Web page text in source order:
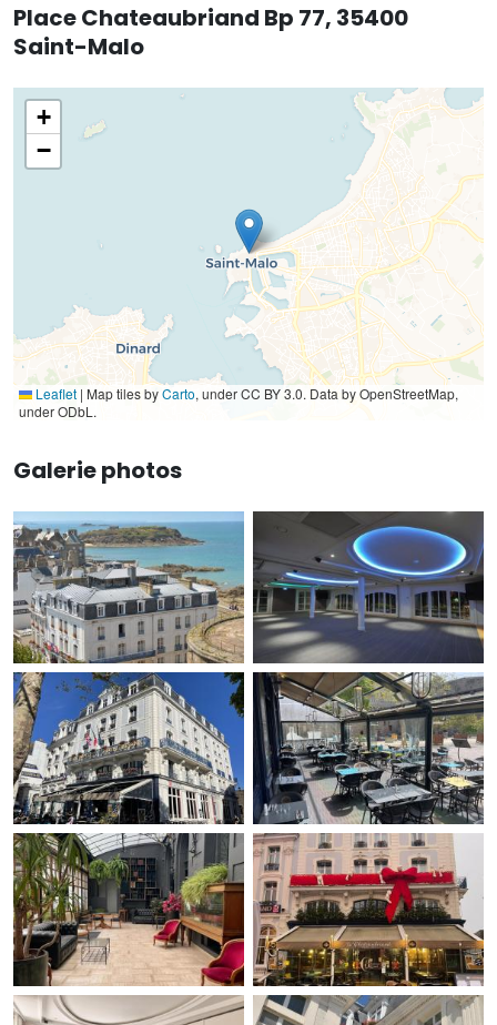
Place Chateaubriand Bp 77, 35400
Saint-Malo
+
−
Leaflet | Map tiles byCarto, under CC BY 3.0. Data by OpenStreetMap,
under ODbL.
Galerie photos